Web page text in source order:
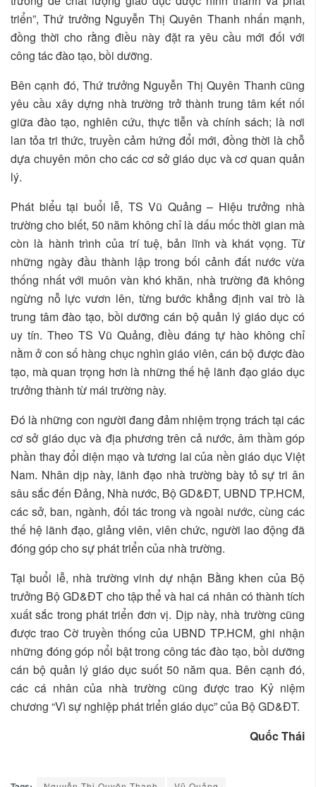
triển”, Thứ trưởng Nguyễn Thị Quyên Thanh nhấn mạnh,
đồng thời cho rằng điều này đặt ra yêu cầu mới đối với
công tác đào tạo, bồi dưỡng.
Bên cạnh đó, Thứ trưởng Nguyễn Thị Quyên Thanh cũng
yêu cầu xây dựng nhà trường trở thành trung tâm kết nối
giữa đào tạo, nghiên cứu, thực tiễn và chính sách; là nơi
lan tỏa tri thức, truyền cảm hứng đổi mới, đồng thời là chỗ
dựa chuyên môn cho các cơ sở giáo dục và cơ quan quản
lý.
Phát biểu tại buổi lễ, TS Vũ Quảng – Hiệu trưởng nhà
trường cho biết, 50 năm không chỉ là dấu mốc thời gian mà
còn là hành trình của trí tuệ, bản lĩnh và khát vọng. Từ
những ngày đầu thành lập trong bối cảnh đất nước vừa
thống nhất với muôn vàn khó khăn, nhà trường đã không
ngừng nỗ lực vươn lên, từng bước khẳng định vai trò là
trung tâm đào tạo, bồi dưỡng cán bộ quản lý giáo dục có
uy tín. Theo TS Vũ Quảng, điều đáng tự hào không chỉ
nằm ở con số hàng chục nghìn giáo viên, cán bộ được đào
tạo, mà quan trọng hơn là những thế hệ lãnh đạo giáo dục
trưởng thành từ mái trường này.
Đó là những con người đang đảm nhiệm trọng trách tại các
cơ sở giáo dục và địa phương trên cả nước, âm thầm góp
phần thay đổi diện mạo và tương lai của nền giáo dục Việt
Nam. Nhân dịp này, lãnh đạo nhà trường bày tỏ sự tri ân
sâu sắc đến Đảng, Nhà nước, Bộ GD&ĐT, UBND TP.HCM,
các sở, ban, ngành, đối tác trong và ngoài nước, cùng các
thế hệ lãnh đạo, giảng viên, viên chức, người lao động đã
đóng góp cho sự phát triển của nhà trường.
Tại buổi lễ, nhà trường vinh dự nhận Bằng khen của Bộ
trưởng Bộ GD&ĐT cho tập thể và hai cá nhân có thành tích
xuất sắc trong phát triển đơn vị. Dịp này, nhà trường cũng
được trao Cờ truyền thống của UBND TP.HCM, ghi nhận
những đóng góp nổi bật trong công tác đào tạo, bồi dưỡng
cán bộ quản lý giáo dục suốt 50 năm qua. Bên cạnh đó,
các cá nhân của nhà trường cũng được trao Kỷ niệm
chương “Vì sự nghiệp phát triển giáo dục” của Bộ GD&ĐT.
Quốc Thái